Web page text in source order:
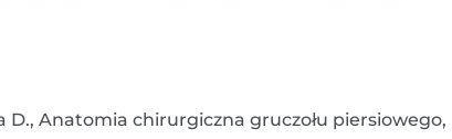
D., Anatomia chirurgiczna gruczołu piersiowego,